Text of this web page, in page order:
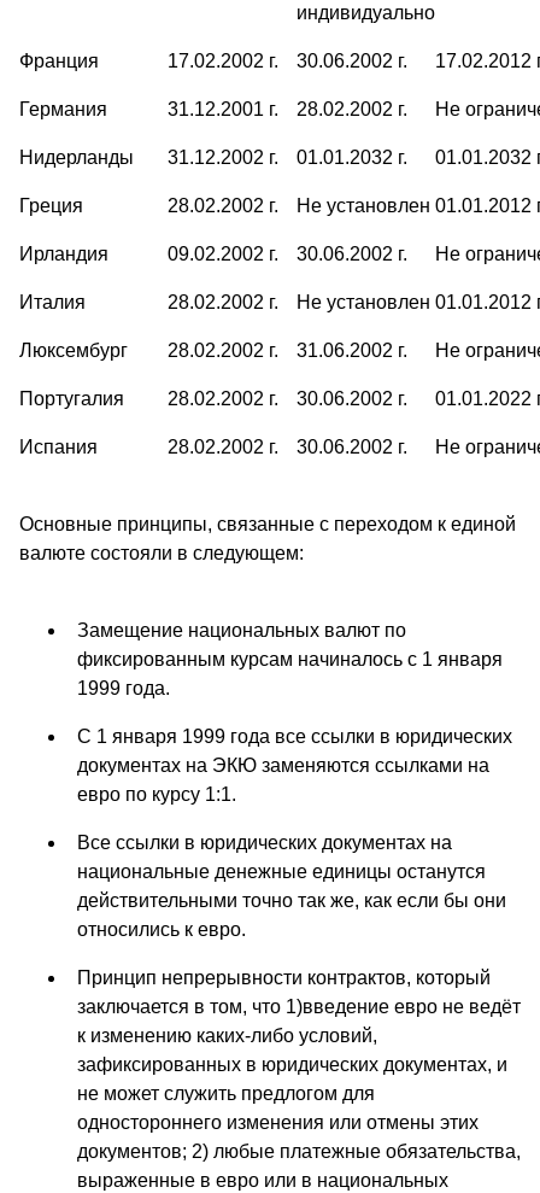
индивидуально
Франция 17.02.2002 г. 30.06.2002 г. 17.02.2012
Германия 31.12.2001 г. 28.02.2002 г. Не
Нидерланды 31.12.2002 г. 01.01.2032 г. 01.01.2032
Греция 28.02.2002 г. Не установлен 01.01.2012
Ирландия 09.02.2002 г. 30.06.2002 г. Не
Италия 28.02.2002 г. Не установлен 01.01.2012
Люксембург 28.02.2002 г. 31.06.2002 г. Не
Португалия 28.02.2002 г. 30.06.2002 г. 01.01.2022
Испания 28.02.2002 г. 30.06.2002 г. Не
Основные принципы, связанные с переходом к единой
валюте состояли в следующем:
Замещение национальных валют по
фиксированным курсам начиналось с 1 января
1999 года.
С 1 января 1999 года все ссылки в юридических
документах на ЭКЮ заменяются ссылками на
евро по курсу 1:1.
Все ссылки в юридических документах на
национальные денежные единицы останутся
действительными точно так же, как если бы они
относились к евро.
Принцип непрерывности контрактов, который
заключается в том, что 1)введение евро не ведёт
к изменению каких-либо условий,
зафиксированных в юридических документах, и
не может служить предлогом для
одностороннего изменения или отмены этих
документов; 2) любые платежные обязательства,
выраженные в евро или в национальных